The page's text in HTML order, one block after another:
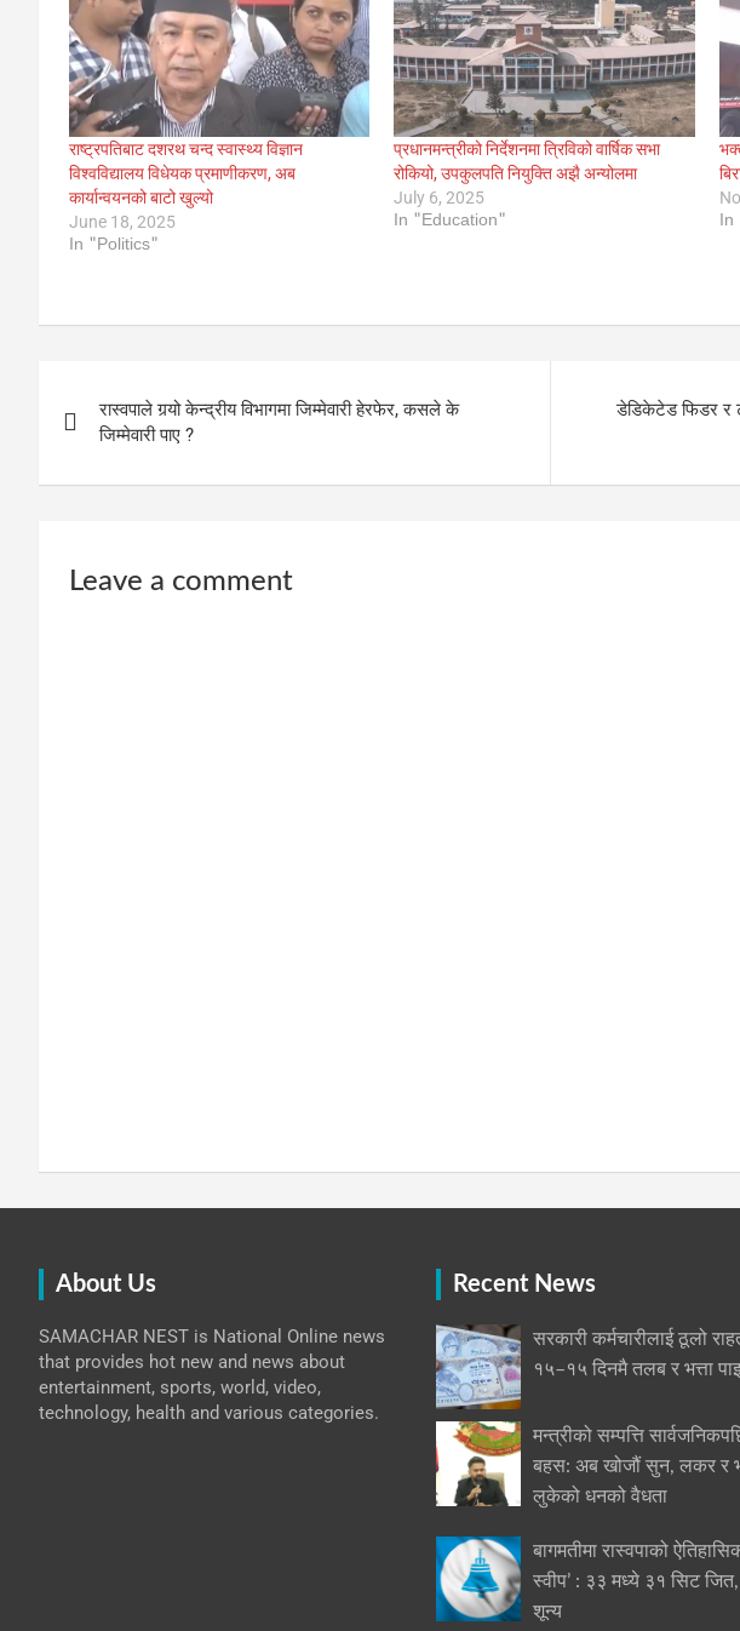
राष्ट्रपतिबाट दशरथ चन्द स्वास्थ्य विज्ञान
विश्वविद्यालय विधेयक प्रमाणीकरण, अब
कार्यान्वयनको बाटो खुल्यो
June 18, 2025
In "Politics"
प्रधानमन्त्रीको निर्देशनमा त्रिविको वार्षिक सभा
रोकियो, उपकुलपति नियुक्ति अझै अन्योलमा
July 6, 2025
In "Education" In
navigation
रास्वपाले गर्‍यो केन्द्रीय विभागमा जिम्मेवारी हेरफेर, कसले के
जिम्मेवारी पाए ?
डेडिकेटेड फिडर र
Leave a comment
About Us
SAMACHAR NEST is National Online news
that provides hot new and news about
entertainment, sports, world, video,
technology, health and various categories.
Recent News
सरकारी कर्मचारीलाई ठूलो
१५–१५ दिनमै तलब र भत्ता
मन्त्रीको सम्पत्ति
बहस: अब खोजौं सुन, लकर र
लुकेको धनको वैधता
बागमतीमा रास्वपाको
स्वीप’ : ३३ मध्ये ३१ सिट
शून्य